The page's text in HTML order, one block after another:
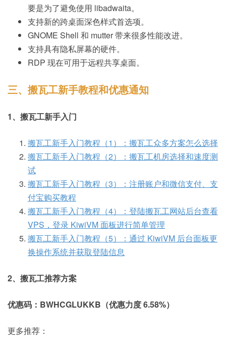
要是为了避免使用 libadwaita。
支持新的跨桌面深色样式首选项。
GNOME Shell 和 mutter 带来很多性能改进。
支持具有隐私屏幕的硬件。
RDP 现在可用于远程共享桌面。
三、搬瓦工新手教程和优惠通知
1、搬瓦工新手入门
搬瓦工新手入门教程（1）：搬瓦工众多方案怎么选择
搬瓦工新手入门教程（2）：搬瓦工机房选择和速度测
试
搬瓦工新手入门教程（3）：注册账户和微信支付、支
付宝购买教程
搬瓦工新手入门教程（4）：登陆搬瓦工网站后台查看
VPS，登录 KiwiVM 面板进行简单管理
搬瓦工新手入门教程（5）：通过 KiwiVM 后台面板更
换操作系统并获取登陆信息
2、搬瓦工推荐方案
优惠码：BWHCGLUKKB（优惠力度 6.58%）
更多推荐：